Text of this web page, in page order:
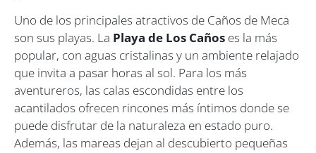
Uno de los principales atractivos de Caños de Meca
son sus playas. La Playa de Los Caños es la más
popular, con aguas cristalinas y un ambiente relajado
que invita a pasar horas al sol. Para los más
aventureros, las calas escondidas entre los
acantilados ofrecen rincones más íntimos donde se
puede disfrutar de la naturaleza en estado puro.
Además, las mareas dejan al descubierto pequeñas